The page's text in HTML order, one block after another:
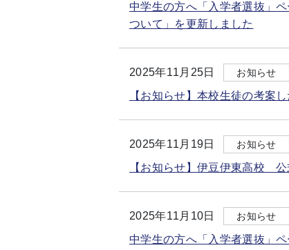
中学生の方へ「入学者選抜」
ついて」を更新しました
2025年11月25日 お知らせ
【お知らせ】本校生徒の考案
2025年11月19日 お知らせ
【お知らせ】伊豆伊東高校
2025年11月10日 お知らせ
中学生の方へ「入学者選抜」